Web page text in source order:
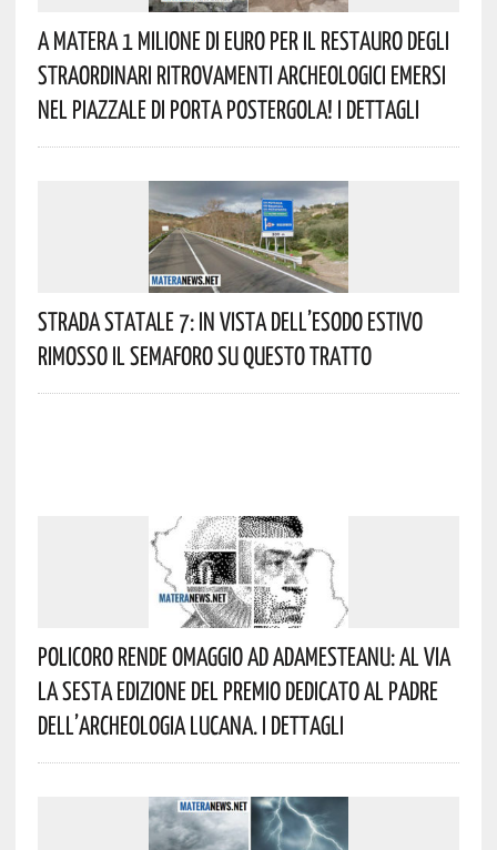
A Matera 1 Milione Di Euro Per Il Restauro Degli
Straordinari Ritrovamenti Archeologici Emersi
Nel Piazzale Di Porta Postergola! I Dettagli
Strada Statale 7: In Vista Dell’esodo Estivo
Rimosso Il Semaforo Su Questo Tratto
Policoro Rende Omaggio Ad Adamesteanu: Al Via
La Sesta Edizione Del Premio Dedicato Al Padre
Dell’archeologia Lucana. I Dettagli